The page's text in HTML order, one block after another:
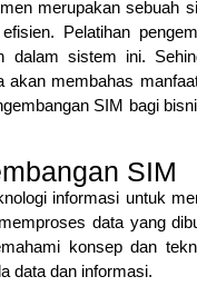
merupakan sebuah
Pelatihan
dalam sistem ini.
membahas
SIM bagi
SIM
informasi untuk
data yang
konsep dan
data dan informasi.